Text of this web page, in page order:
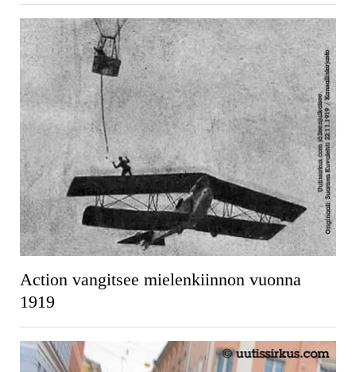
Action vangitsee mielenkiinnon vuonna
1919